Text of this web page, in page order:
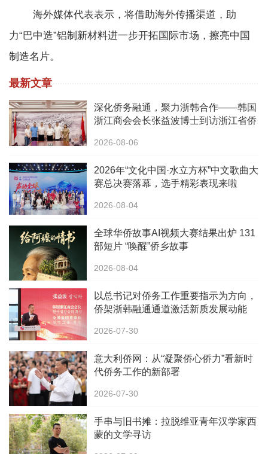
海外媒体代表表示，将借助海外传播渠道，助
力“巴中造”铝制新材料进一步开拓国际市场，擦亮中国
制造名片。
最新文章
深化侨务融通，聚力浙韩合作——韩国
浙江商会会长张益波博士到访浙江省侨
2026-08-06
2026年“文化中国·水立方杯”中文歌曲大
赛总决赛落幕，选手精彩表现来啦
2026-08-04
全球华侨故事AI视频大赛结果出炉 131
部短片 “唤醒”侨乡故事
2026-08-04
以总书记对侨务工作重要指示为方向，
侨架浙韩融通通道激活新质发展动能
2026-07-30
意大利侨网：从“凝聚侨心侨力”看新时
代侨务工作的新部署
2026-07-30
手串与旧书摊：拉脱维亚青年汉学家西
蒙的文学寻访